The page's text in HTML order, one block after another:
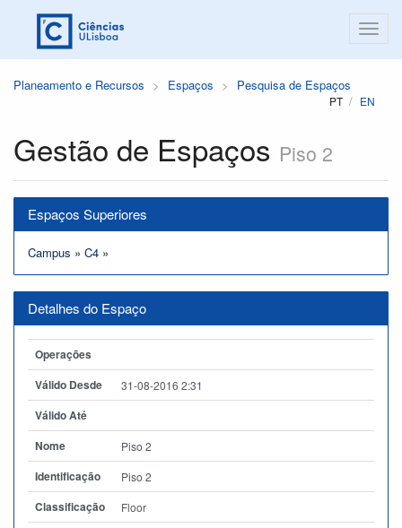
Planeamento e Recursos Espaços Pesquisa de Espaços
PT EN
Gestão de Espaços Piso 2
Espaços Superiores
Campus » C4 »
Detalhes do Espaço
Operações
Válido Desde
31-08-2016 2:31
Válido Até
Nome
Piso 2
Identificação Piso 2
Classificação Floor